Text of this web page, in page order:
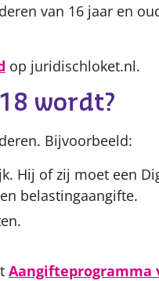
van 16 jaar en
op juridischloket.nl.
wordt?
Bijvoorbeeld:
Hij of zij moet een
belastingaangifte.
Aangifteprogramma